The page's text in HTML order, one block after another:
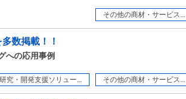
その他の商材・サービス...
数掲載！！
への応用事例
研究・開発支援ソリュー...
その他の商材・サービス...